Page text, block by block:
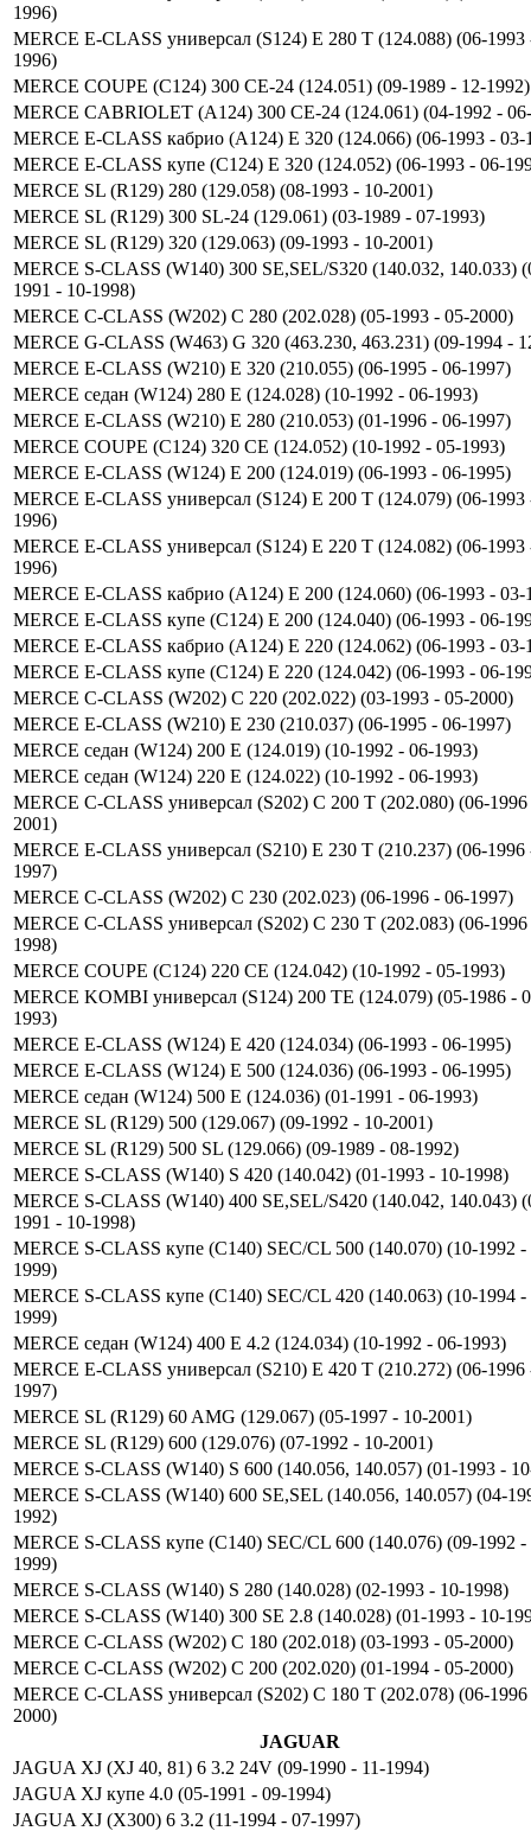
1996)
MERCE E-CLASS универсал (S124) E 280 T (124.088) (06-1993
1996)
MERCE COUPE (C124) 300 CE-24 (124.051) (09-1989 - 12-1992)
MERCE CABRIOLET (A124) 300 CE-24 (124.061) (04-1992 -
MERCE E-CLASS кабрио (A124) E 320 (124.066) (06-1993 - 03-
MERCE E-CLASS купе (C124) E 320 (124.052) (06-1993 - 06-
MERCE SL (R129) 280 (129.058) (08-1993 - 10-2001)
MERCE SL (R129) 300 SL-24 (129.061) (03-1989 - 07-1993)
MERCE SL (R129) 320 (129.063) (09-1993 - 10-2001)
MERCE S-CLASS (W140) 300 SE,SEL/S320 (140.032, 140.033)
1991 - 10-1998)
MERCE C-CLASS (W202) C 280 (202.028) (05-1993 - 05-2000)
MERCE G-CLASS (W463) G 320 (463.230, 463.231) (09-1994 -
MERCE E-CLASS (W210) E 320 (210.055) (06-1995 - 06-1997)
MERCE седан (W124) 280 E (124.028) (10-1992 - 06-1993)
MERCE E-CLASS (W210) E 280 (210.053) (01-1996 - 06-1997)
MERCE COUPE (C124) 320 CE (124.052) (10-1992 - 05-1993)
MERCE E-CLASS (W124) E 200 (124.019) (06-1993 - 06-1995)
MERCE E-CLASS универсал (S124) E 200 T (124.079) (06-1993
1996)
MERCE E-CLASS универсал (S124) E 220 T (124.082) (06-1993
1996)
MERCE E-CLASS кабрио (A124) E 200 (124.060) (06-1993 - 03-
MERCE E-CLASS купе (C124) E 200 (124.040) (06-1993 - 06-
MERCE E-CLASS кабрио (A124) E 220 (124.062) (06-1993 - 03-
MERCE E-CLASS купе (C124) E 220 (124.042) (06-1993 - 06-
MERCE C-CLASS (W202) C 220 (202.022) (03-1993 - 05-2000)
MERCE E-CLASS (W210) E 230 (210.037) (06-1995 - 06-1997)
MERCE седан (W124) 200 E (124.019) (10-1992 - 06-1993)
MERCE седан (W124) 220 E (124.022) (10-1992 - 06-1993)
MERCE C-CLASS универсал (S202) C 200 T (202.080) (06-1996
2001)
MERCE E-CLASS универсал (S210) E 230 T (210.237) (06-1996
1997)
MERCE C-CLASS (W202) C 230 (202.023) (06-1996 - 06-1997)
MERCE C-CLASS универсал (S202) C 230 T (202.083) (06-1996
1998)
MERCE COUPE (C124) 220 CE (124.042) (10-1992 - 05-1993)
MERCE KOMBI универсал (S124) 200 TE (124.079) (05-1986 -
1993)
MERCE E-CLASS (W124) E 420 (124.034) (06-1993 - 06-1995)
MERCE E-CLASS (W124) E 500 (124.036) (06-1993 - 06-1995)
MERCE седан (W124) 500 E (124.036) (01-1991 - 06-1993)
MERCE SL (R129) 500 (129.067) (09-1992 - 10-2001)
MERCE SL (R129) 500 SL (129.066) (09-1989 - 08-1992)
MERCE S-CLASS (W140) S 420 (140.042) (01-1993 - 10-1998)
MERCE S-CLASS (W140) 400 SE,SEL/S420 (140.042, 140.043)
1991 - 10-1998)
MERCE S-CLASS купе (C140) SEC/CL 500 (140.070) (10-1992 -
1999)
MERCE S-CLASS купе (C140) SEC/CL 420 (140.063) (10-1994 -
1999)
MERCE седан (W124) 400 E 4.2 (124.034) (10-1992 - 06-1993)
MERCE E-CLASS универсал (S210) E 420 T (210.272) (06-1996
1997)
MERCE SL (R129) 60 AMG (129.067) (05-1997 - 10-2001)
MERCE SL (R129) 600 (129.076) (07-1992 - 10-2001)
MERCE S-CLASS (W140) S 600 (140.056, 140.057) (01-1993 -
MERCE S-CLASS (W140) 600 SE,SEL (140.056, 140.057) (04-
1992)
MERCE S-CLASS купе (C140) SEC/CL 600 (140.076) (09-1992 -
1999)
MERCE S-CLASS (W140) S 280 (140.028) (02-1993 - 10-1998)
MERCE S-CLASS (W140) 300 SE 2.8 (140.028) (01-1993 - 10-
MERCE C-CLASS (W202) C 180 (202.018) (03-1993 - 05-2000)
MERCE C-CLASS (W202) C 200 (202.020) (01-1994 - 05-2000)
MERCE C-CLASS универсал (S202) C 180 T (202.078) (06-1996
2000)
JAGUAR
JAGUA XJ (XJ 40, 81) 6 3.2 24V (09-1990 - 11-1994)
JAGUA XJ купе 4.0 (05-1991 - 09-1994)
JAGUA XJ (X300) 6 3.2 (11-1994 - 07-1997)